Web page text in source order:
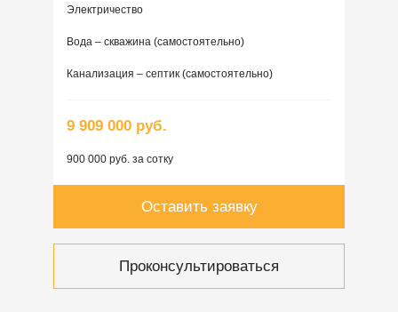
Электричество
Вода – скважина (самостоятельно)
Канализация – септик (самостоятельно)
9 909 000 руб.
900 000 руб. за сотку
Оставить заявку
Проконсультироваться